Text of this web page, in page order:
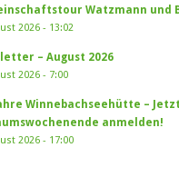
Watzmann und
2026 - 13:02
– August 2026
2026 - 7:00
Winnebachseehütte –
anmelden!
2026 - 17:00